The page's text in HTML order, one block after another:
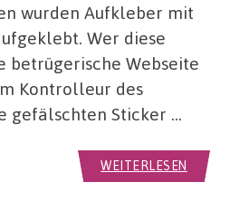
wurden Aufkleber mit
Wer diese
betrügerische Webseite
Kontrolleur des
gefälschten Sticker …
WEITERLESEN